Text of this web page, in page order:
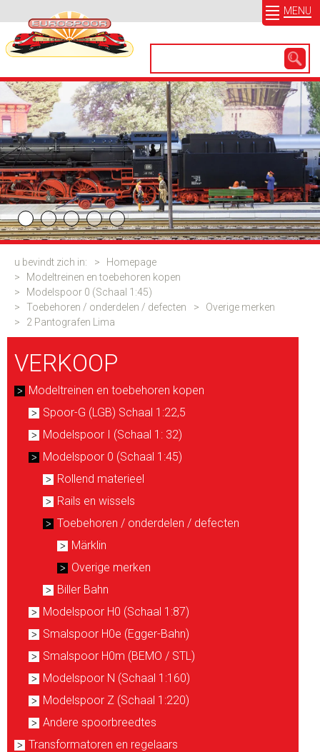
MENU
u bevindt zich in: >
Homepage
>
Modeltreinen en toebehoren kopen
>
Modelspoor 0 (Schaal 1:45)
> Toebehoren / onderdelen / defecten > Overige merken
> 2 Pantografen Lima
VERKOOP
Modeltreinen en toebehoren kopen
Spoor-G (LGB) Schaal 1:22,5
Modelspoor I (Schaal 1: 32)
Modelspoor 0 (Schaal 1:45)
Rollend materieel
Rails en wissels
Toebehoren / onderdelen / defecten
Märklin
Overige merken
Biller Bahn
Modelspoor H0 (Schaal 1:87)
Smalspoor H0e (Egger-Bahn)
Smalspoor H0m (BEMO / STL)
Modelspoor N (Schaal 1:160)
Modelspoor Z (Schaal 1:220)
Andere spoorbreedtes
Transformatoren en regelaars